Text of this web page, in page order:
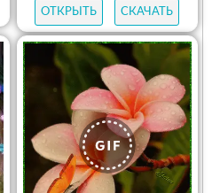
ОТКРЫТЬ СКАЧАТЬ